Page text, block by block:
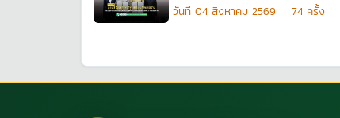
วันที 04 สิงหาคม 2569 74 ครั้ง